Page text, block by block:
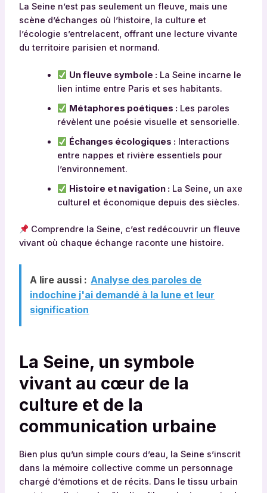
La Seine n’est pas seulement un fleuve, mais une
scène d’échanges où l’histoire, la culture et
l’écologie s’entrelacent, offrant une lecture vivante
du territoire parisien et normand.
Un fleuve symbole : La Seine incarne le
lien intime entre Paris et ses habitants.
Métaphores poétiques : Les paroles
révèlent une poésie visuelle et sensorielle.
Échanges écologiques : Interactions
entre nappes et rivière essentiels pour
l’environnement.
Histoire et navigation : La Seine, un axe
culturel et économique depuis des siècles.
Comprendre la Seine, c’est redécouvrir un fleuve
vivant où chaque échange raconte une histoire.
A lire aussi : Analyse des paroles de
indochine j'ai demandé à la lune et leur
signification
La Seine, un symbole
vivant au cœur de la
culture et de la
communication urbaine
Bien plus qu’un simple cours d’eau, la Seine s’inscrit
dans la mémoire collective comme un personnage
chargé d’émotions et de récits. Dans le tissu urbain